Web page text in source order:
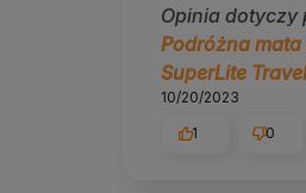
Opinia dotyczy
Podróżna
SuperLite
10/20/2023
1 0